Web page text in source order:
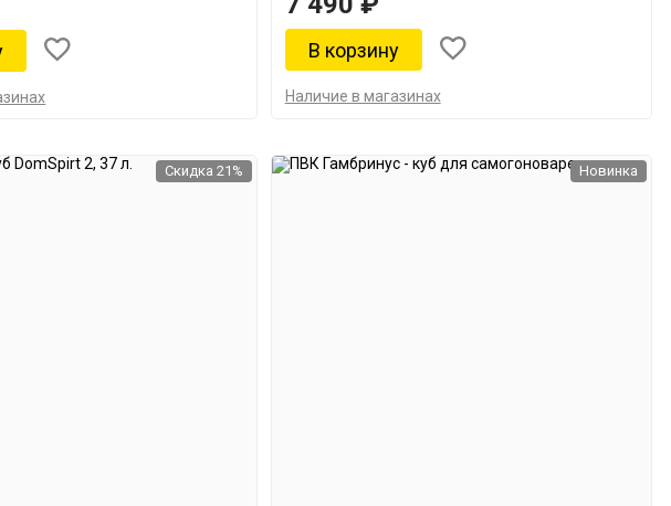
Наличие в магазинах
Скидка 21% Новинка